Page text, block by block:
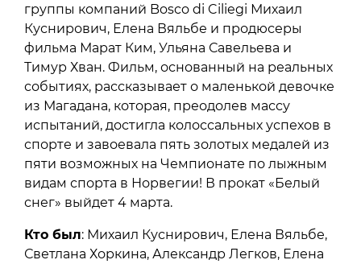
группы компаний Bosco di Ciliegi Михаил
Куснирович, Елена Вяльбе и продюсеры
фильма Марат Ким, Ульяна Савельева и
Тимур Хван. Фильм, основанный на реальных
событиях, рассказывает о маленькой девочке
из Магадана, которая, преодолев массу
испытаний, достигла колоссальных успехов в
спорте и завоевала пять золотых медалей из
пяти возможных на Чемпионате по лыжным
видам спорта в Норвегии! В прокат «Белый
снег» выйдет 4 марта.
Кто был: Михаил Куснирович, Елена Вяльбе,
Светлана Хоркина, Александр Легков, Елена